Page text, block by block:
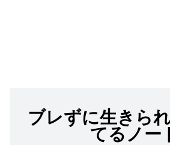
ブレずに生きら
てるノー